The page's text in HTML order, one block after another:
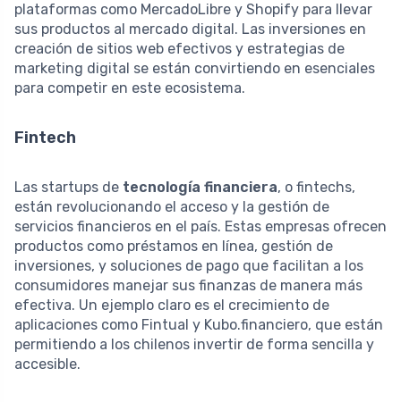
plataformas como MercadoLibre y Shopify para llevar
sus productos al mercado digital. Las inversiones en
creación de sitios web efectivos y estrategias de
marketing digital se están convirtiendo en esenciales
para competir en este ecosistema.
Fintech
Las startups de tecnología financiera, o fintechs,
están revolucionando el acceso y la gestión de
servicios financieros en el país. Estas empresas ofrecen
productos como préstamos en línea, gestión de
inversiones, y soluciones de pago que facilitan a los
consumidores manejar sus finanzas de manera más
efectiva. Un ejemplo claro es el crecimiento de
aplicaciones como Fintual y Kubo.financiero, que están
permitiendo a los chilenos invertir de forma sencilla y
accesible.